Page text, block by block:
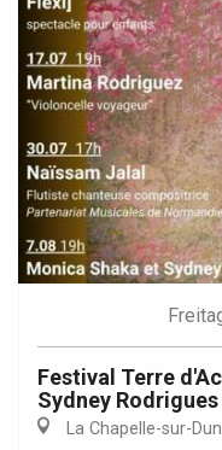
Festival Terre
Sydney Rodrigues
La Chapelle-sur-Dun